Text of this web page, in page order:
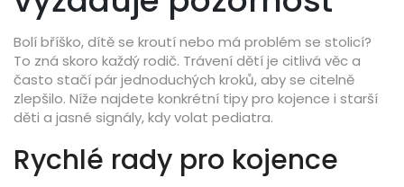
Bolí bříško, dítě se kroutí nebo má problém se stolicí?
To zná skoro každý rodič. Trávení dětí je citlivá věc a
často stačí pár jednoduchých kroků, aby se citelně
zlepšilo. Níže najdete konkrétní tipy pro kojence i starší
děti a jasné signály, kdy volat pediatra.
Rychlé rady pro kojence